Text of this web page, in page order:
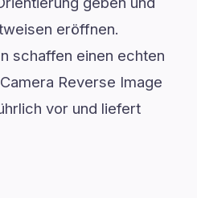
eröffnen.
schaffen einen echten
Reverse Image
vor und liefert